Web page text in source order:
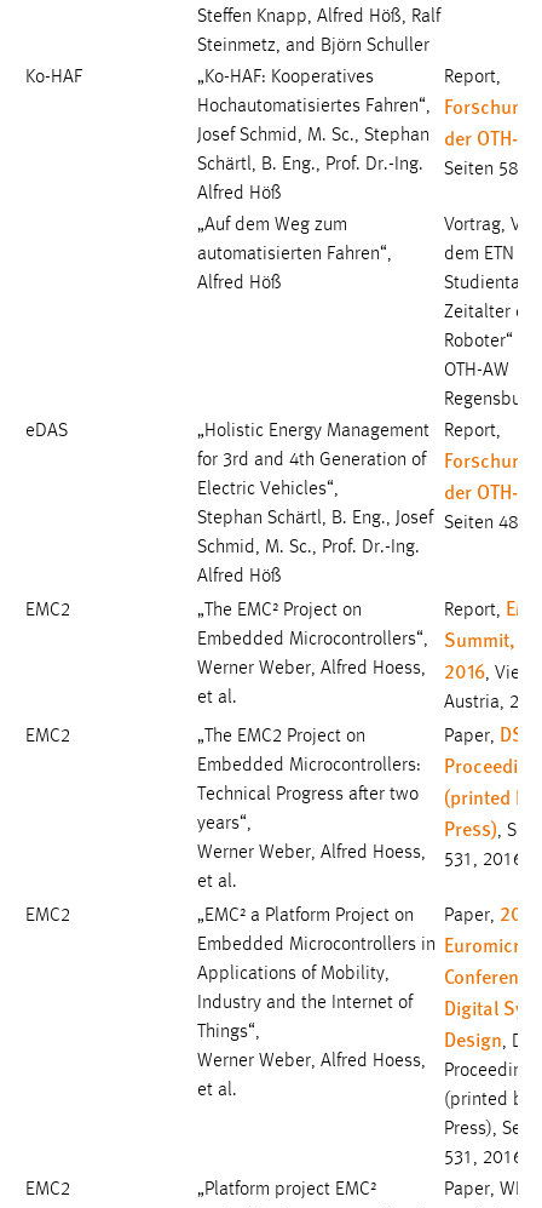
Steffen Knapp, Alfred Höß, Ralf
Steinmetz, and Björn Schuller
Ko-HAF
„Ko-HAF: Kooperatives
Hochautomatisiertes Fahren“,
Josef Schmid, M. Sc., Stephan
Schärtl, B. Eng., Prof. Dr.-Ing.
Alfred Höß
Report,
der OTH-
Seiten 58-
„Auf dem Weg zum
automatisierten Fahren“,
Alfred Höß
Vortrag,
dem ETN
Studientag:
Zeitalter der
Roboter“
OTH-AW
eDAS
„Holistic Energy Management
for 3rd and 4th Generation of
Electric Vehicles“,
Stephan Schärtl, B. Eng., Josef
Schmid, M. Sc., Prof. Dr.-Ing.
Alfred Höß
Report,
der OTH-
Seiten 48-
EMC2
„The EMC² Project on
Embedded Microcontrollers“,
Werner Weber, Alfred Hoess,
et al.
Report,
Summit,
2016,
Austria,
EMC2
„The EMC2 Project on
Embedded Microcontrollers:
Technical Progress after two
years“,
Werner Weber, Alfred Hoess,
et al.
Paper,
(printed by
Press),
531, 2016
EMC2
„EMC² a Platform Project on
Embedded Microcontrollers in
Applications of Mobility,
Industry and the Internet of
Things“,
Werner Weber, Alfred Hoess,
et al.
Paper, 2016
Euromicro
Digital
Design,
Proceedings
(printed by
Press),
531, 2016
EMC2
„Platform project EMC²
Paper,